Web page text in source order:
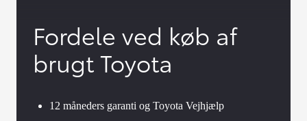
Fordele ved køb af
brugt Toyota
12 måneders garanti og Toyota Vejhjælp